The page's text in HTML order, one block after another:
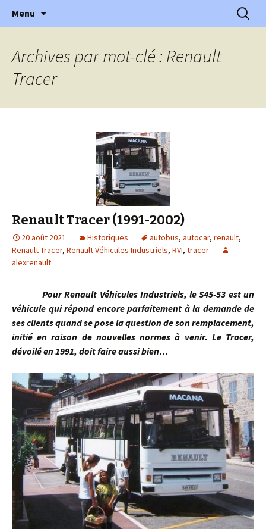
l'Automobile Ancienne
l'automobile ancienne : articles, historiques
…
Menu
Archives par mot-clé : Renault
Tracer
Renault Tracer (1991-2002)
20 août 2021 Historiques autobus, autocar, renault,
Renault Tracer, Renault Véhicules Industriels, RVI, tracer
alexrenault
Pour Renault Véhicules Industriels, le S45-53 est un
véhicule qui répond encore parfaitement à la demande de
ses clients quand se pose la question de son remplacement,
initié en raison de nouvelles normes à venir. Le Tracer,
dévoilé en 1991, doit faire aussi bien…